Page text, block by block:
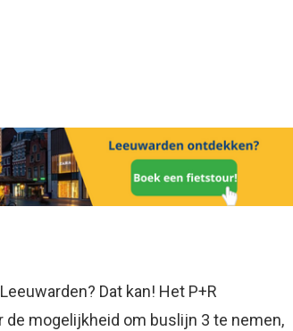
Dat kan! Het P+R
de mogelijkheid om buslijn 3 te nemen,